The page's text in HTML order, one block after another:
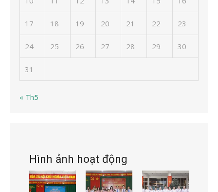
17 18 19 20 21 22 23
24 25 26 27 28 29 30
31
« Th5
Hình ảnh hoạt động